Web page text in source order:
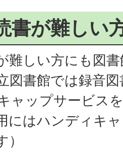
書が難しい
難しい方にも図
図書館では録音
ャップサービス
にはハンディキ